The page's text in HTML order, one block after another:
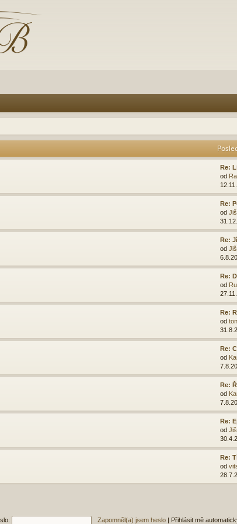
Re:
od
Re:
od
Re:
od
Re:
od
Re:
od
Re:
od
Re:
od
Re:
od
Re:
od
Zapomněl(a) jsem heslo Přihlásit mě